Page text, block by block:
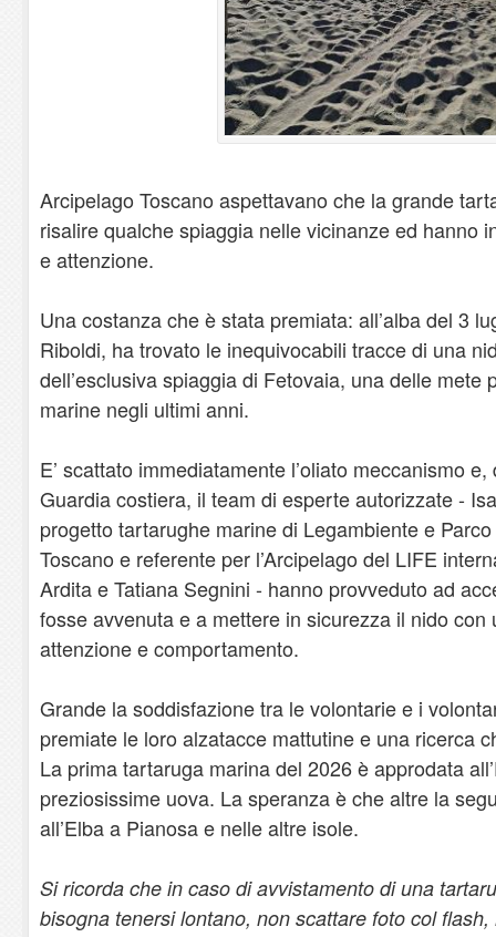
Arcipelago Toscano aspettavano che la grande
risalire qualche spiaggia nelle vicinanze ed hanno
e attenzione.
Una costanza che è stata premiata: all’alba del 3
Riboldi, ha trovato le inequivocabili tracce di una
dell’esclusiva spiaggia di Fetovaia, una delle mete
marine negli ultimi anni.
E’ scattato immediatamente l’oliato meccanismo
Guardia costiera, il team di esperte autorizzate -
progetto tartarughe marine di Legambiente e
Toscano e referente per l’Arcipelago del LIFE
Ardita e Tatiana Segnini - hanno provveduto ad
fosse avvenuta e a mettere in sicurezza il nido
attenzione e comportamento.
Grande la soddisfazione tra le volontarie e i
premiate le loro alzatacce mattutine e una ricerca
La prima tartaruga marina del 2026 è approdata
preziosissime uova. La speranza è che altre la
all’Elba a Pianosa e nelle altre isole.
Si ricorda che in caso di avvistamento di una
bisogna tenersi lontano, non scattare foto col